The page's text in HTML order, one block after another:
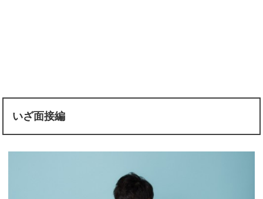
いざ面接編